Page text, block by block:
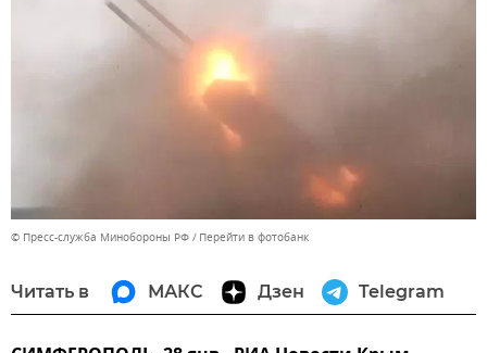
© Пресс-служба Минобороны РФ Перейти в фотобанк
Читать в МАКС Дзен Telegram